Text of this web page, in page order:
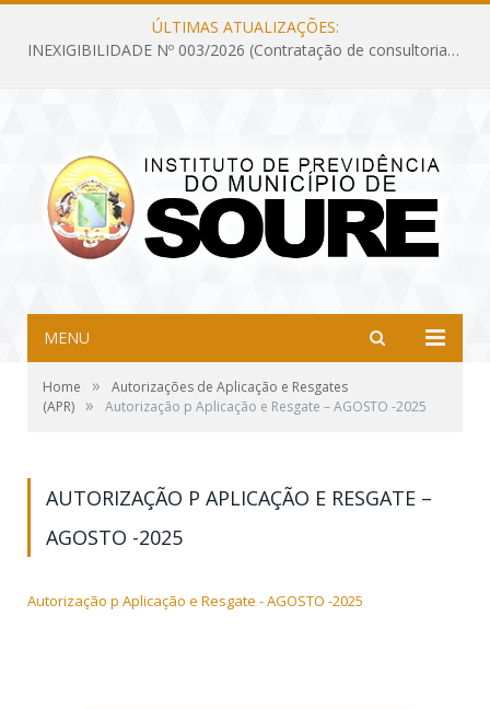
ÚLTIMAS ATUALIZAÇÕES:
INEXIGIBILIDADE Nº 003/2026 (Contratação de consultoria previdenciária com finalidade de obtenção do CRP, confecção dos demonstrativos previdenciários DAIR, DIPR e DPIN, preparar e alimentar o CADPREV, em atendimento às demandas do Instituto de Previdência dos Servidores do Município de Soure – IPSMS, por um período de 10 (dez) meses)
MENU
Home »
Autorizações de Aplicação e Resgates
(APR) » Autorização p Aplicação e Resgate – AGOSTO -2025
AUTORIZAÇÃO P APLICAÇÃO E RESGATE –
AGOSTO -2025
Autorização p Aplicação e Resgate - AGOSTO -2025